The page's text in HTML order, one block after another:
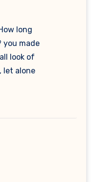
long
you made
look of
let alone